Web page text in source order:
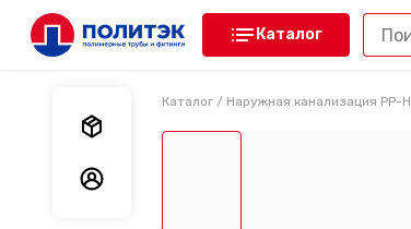
Каталог
Каталог / Наружная канализация PP-H